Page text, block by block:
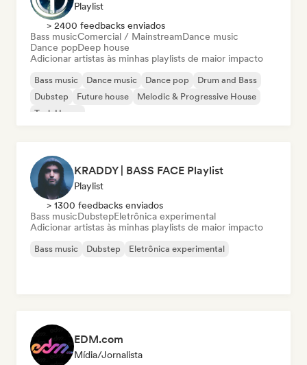
Playlist
> 2400 feedbacks enviados
Bass musicComercial / MainstreamDance music
Dance popDeep house
Adicionar artistas às minhas playlists de maior impacto
Bass music Dance music Dance pop
Drum and Bass
Dubstep
Future house
Melodic & Progressive House
Tech House
KRADDY | BASS FACE Playlist
Playlist
> 1300 feedbacks enviados
Bass musicDubstepEletrônica experimental
Adicionar artistas às minhas playlists de maior impacto
Bass music Dubstep Eletrônica experimental
EDM.com
Mídia/Jornalista